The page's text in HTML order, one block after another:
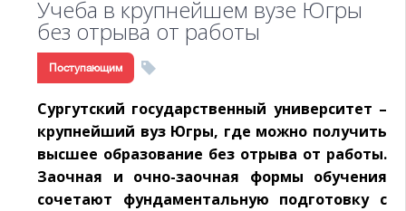
Учеба в крупнейшем вузе Югры
без отрыва от работы
Поступающим
Сургутский государственный университет –
крупнейший вуз Югры, где можно получить
высшее образование без отрыва от работы.
Заочная и очно-заочная формы обучения
сочетают фундаментальную подготовку с